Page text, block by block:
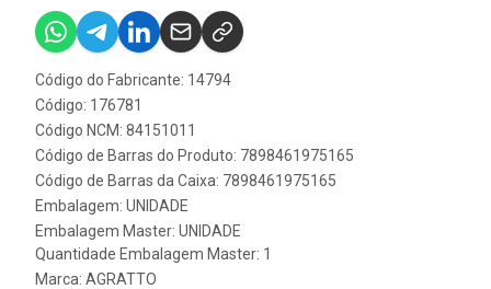
Código do Fabricante: 14794
Código: 176781
Código NCM: 84151011
Código de Barras do Produto: 7898461975165
Código de Barras da Caixa: 7898461975165
Embalagem: UNIDADE
Embalagem Master: UNIDADE
Quantidade Embalagem Master: 1
Marca: AGRATTO